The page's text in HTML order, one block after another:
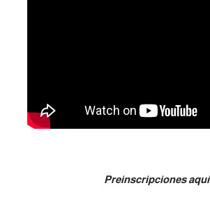
Preinscripciones aquí